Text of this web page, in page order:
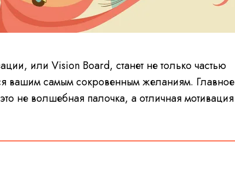
или Vision Board, станет не только частью
вашим самым сокровенным желаниям. Главное
не волшебная палочка, а отличная мотивация